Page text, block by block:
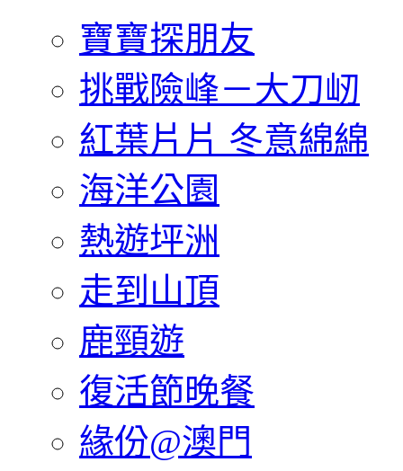
寶寶探朋友
挑戰險峰－大刀屻
紅葉片片 冬意綿綿
海洋公園
熱遊坪洲
走到山頂
鹿頸遊
復活節晚餐
緣份@澳門